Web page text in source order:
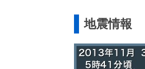
地震情報